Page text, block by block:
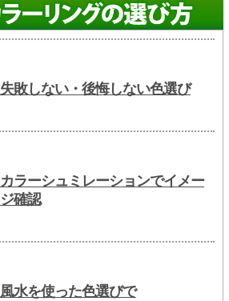
失敗しない・後悔しない色選び
カラーシュミレーションでイメー
ジ確認
風水を使った色選びで